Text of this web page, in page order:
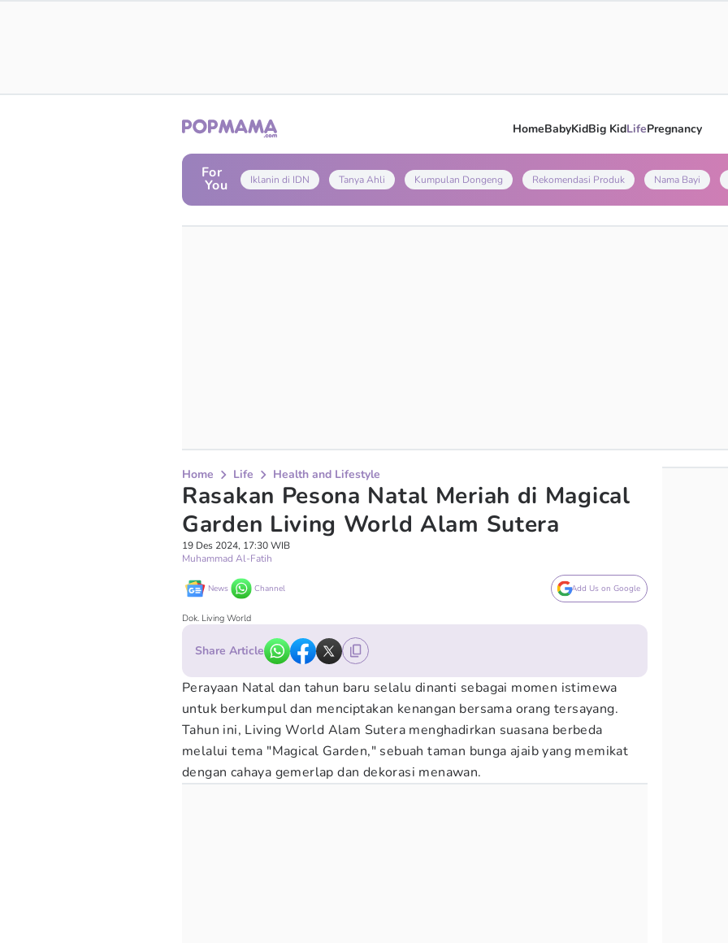
HomeBabyKidBig KidLifePregnancy
For
You Iklanin di IDN Tanya Ahli Kumpulan Dongeng Rekomendasi Produk Nama Bayi
Home Life Health and Lifestyle
Rasakan Pesona Natal Meriah di Magical
Garden Living World Alam Sutera
19 Des 2024, 17:30 WIB
Muhammad Al-Fatih
News Channel Add Us on Google
Dok. Living World
Share Article
Perayaan Natal dan tahun baru selalu dinanti sebagai momen istimewa
untuk berkumpul dan menciptakan kenangan bersama orang tersayang.
Tahun ini, Living World Alam Sutera menghadirkan suasana berbeda
melalui tema "Magical Garden," sebuah taman bunga ajaib yang memikat
dengan cahaya gemerlap dan dekorasi menawan.